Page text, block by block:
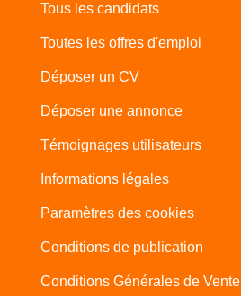
Tous les candidats
Toutes les offres d'emploi
Déposer un CV
Déposer une annonce
Témoignages utilisateurs
Informations légales
Paramètres des cookies
Conditions de publication
Conditions Générales de Vente